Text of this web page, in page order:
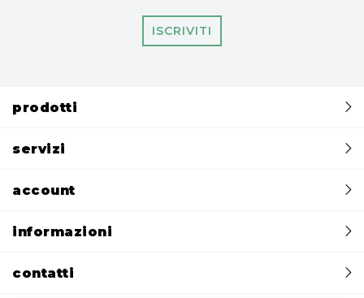
ISCRIVITI
prodotti
servizi
account
informazioni
contatti